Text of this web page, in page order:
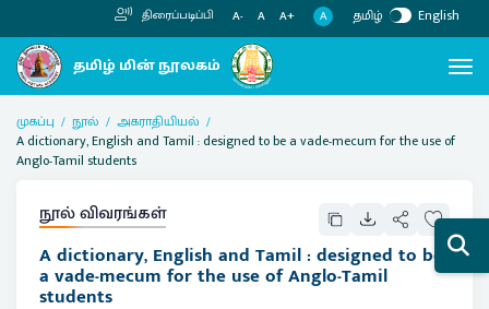
திரைப்படிப்பி A- A A+ A தமிழ் English
முகப்பு நூல்
அகராதியியல்
A dictionary, English and Tamil : designed to be a vade-mecum for the use of
Anglo-Tamil students
நூல் விவரங்கள்
A dictionary, English and Tamil : designed to be
a vade-mecum for the use of Anglo-Tamil
students